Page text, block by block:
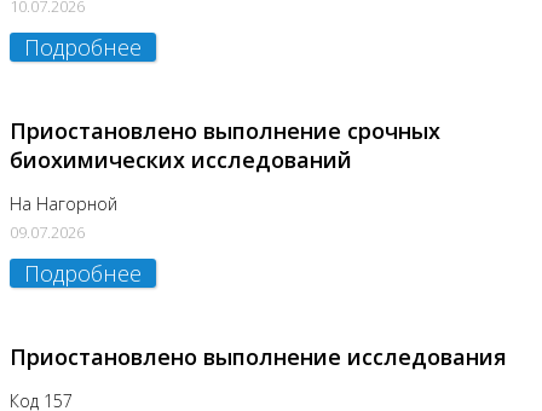
10.07.2026
Подробнее
Приостановлено выполнение срочных
биохимических исследований
На Нагорной
09.07.2026
Подробнее
Приостановлено выполнение исследования
Код 157